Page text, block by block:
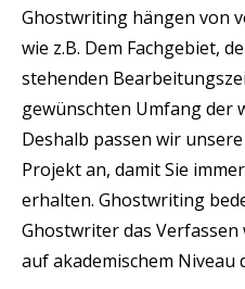
Ghostwriting hängen von
wie z.B. Dem Fachgebiet,
stehenden
gewünschten Umfang der
Deshalb passen wir
Projekt an, damit Sie
erhalten. Ghostwriting
Ghostwriter das
auf akademischem